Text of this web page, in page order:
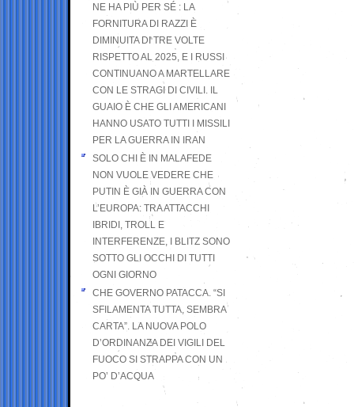
NE HA PIÙ PER SÉ : LA
FORNITURA DI RAZZI È
DIMINUITA DI TRE VOLTE
RISPETTO AL 2025, E I RUSSI
CONTINUANO A MARTELLARE
CON LE STRAGI DI CIVILI. IL
GUAIO È CHE GLI AMERICANI
HANNO USATO TUTTI I MISSILI
PER LA GUERRA IN IRAN
SOLO CHI È IN MALAFEDE
NON VUOLE VEDERE CHE
PUTIN È GIÀ IN GUERRA CON
L’EUROPA: TRA ATTACCHI
IBRIDI, TROLL E
INTERFERENZE, I BLITZ SONO
SOTTO GLI OCCHI DI TUTTI
OGNI GIORNO
CHE GOVERNO PATACCA. “SI
SFILAMENTA TUTTA, SEMBRA
CARTA”. LA NUOVA POLO
D’ORDINANZA DEI VIGILI DEL
FUOCO SI STRAPPA CON UN
PO’ D’ACQUA